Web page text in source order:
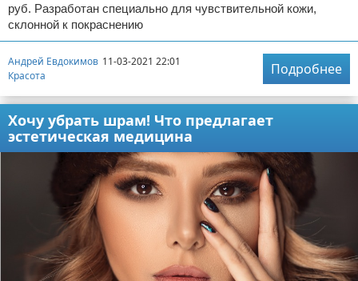
руб. Разработан специально для чувствительной кожи,
склонной к покраснению
Андрей Евдокимов 11-03-2021 22:01
Красота
Подробнее
Хочу убрать шрам! Что предлагает
эстетическая медицина